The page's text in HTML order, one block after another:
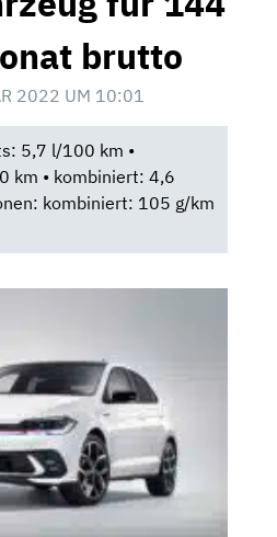
brutto
2022 UM 10:01
5,7 l/100 km •
km • kombiniert: 4,6
kombiniert: 105 g/km